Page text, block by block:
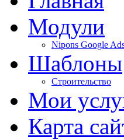
Модули
Nipons Google
Шаблоны
Строительство
Мои
Карта